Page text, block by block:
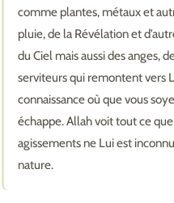
comme plantes, métaux et
pluie, de la Révélation et
du Ciel mais aussi des anges,
serviteurs qui remontent vers
connaissance où que vous
échappe. Allah voit tout ce
agissements ne Lui est
nature.